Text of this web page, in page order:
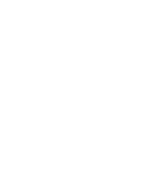
pour pouvoir changer le
de manière inédite
de souvenir.
ou très attractives
ceux qui aiment la
la coque va impacter le
d'entre nous
si l'ajout d'une